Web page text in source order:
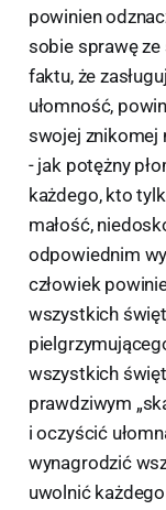
powinien
sobie sprawę ze
faktu, że
ułomność,
swojej znikomej
- jak potężny
każdego, kto
małość,
odpowiednim
człowiek
wszystkich
wszystkich
prawdziwym
i oczyścić
wynagrodzić
uwolnić